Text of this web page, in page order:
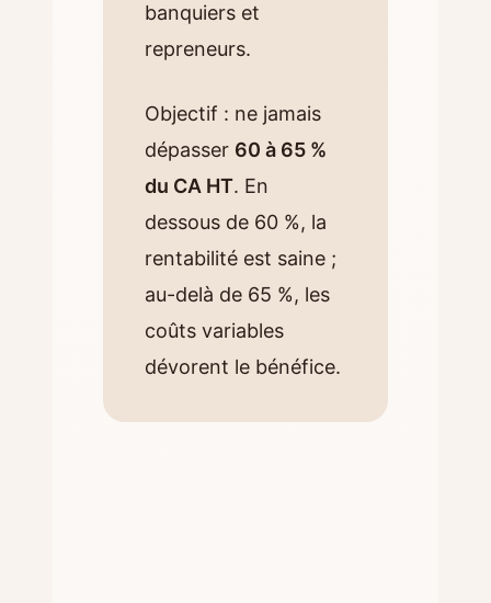
banquiers et
repreneurs.
Objectif : ne jamais
dépasser 60 à 65 %
du CA HT. En
dessous de 60 %, la
rentabilité est saine ;
au-delà de 65 %, les
coûts variables
dévorent le bénéfice.